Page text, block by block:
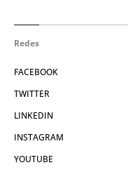
Redes
FACEBOOK
TWITTER
LINKEDIN
INSTAGRAM
YOUTUBE